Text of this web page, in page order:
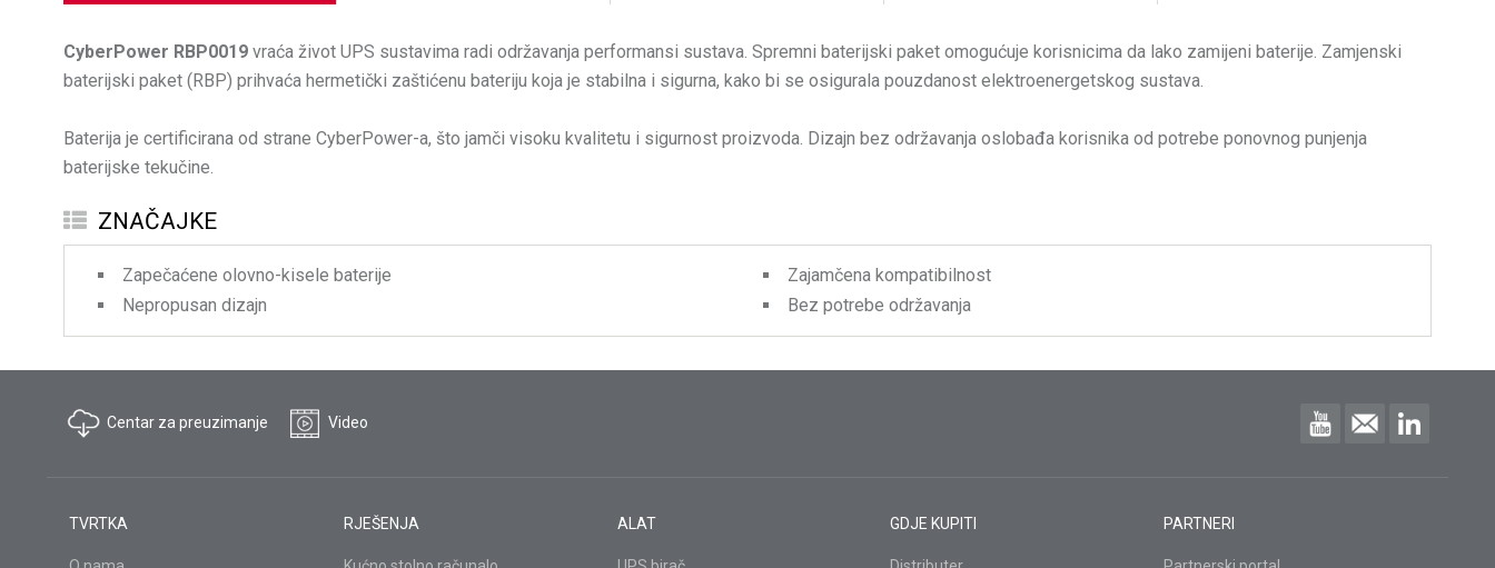
CyberPower RBP0019 vraća život UPS sustavima radi održavanja performansi sustava. Spremni baterijski paket omogućuje korisnicima da lako zamijeni baterije. Zamjenski
baterijski paket (RBP) prihvaća hermetički zaštićenu bateriju koja je stabilna i sigurna, kako bi se osigurala pouzdanost elektroenergetskog sustava.
Baterija je certificirana od strane CyberPower-a, što jamči visoku kvalitetu i sigurnost proizvoda. Dizajn bez održavanja oslobađa korisnika od potrebe ponovnog punjenja
baterijske tekučine.
ZNAČAJKE
Zapečaćene olovno-kisele baterije
Nepropusan dizajn
Zajamčena kompatibilnost
Bez potrebe održavanja
Centar za preuzimanje Video
TVRTKA RJEŠENJA ALAT GDJE KUPITI PARTNERI